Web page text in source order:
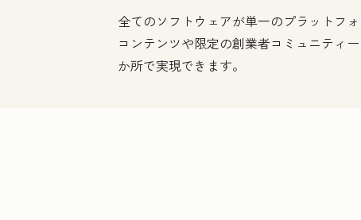
全てのソフトウェアが単一のプラットフ
コンテンツや限定の創業者コミュニティ
か所で実現できます。